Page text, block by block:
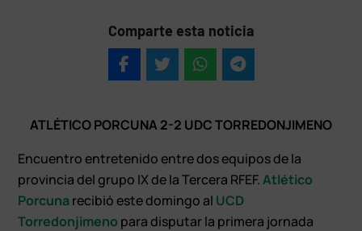
Comparte esta noticia
ATLÉTICO PORCUNA 2-2 UDC TORREDONJIMENO
Encuentro entretenido entre dos equipos de la
provincia del grupo IX de la Tercera RFEF.Atlético
Porcuna recibió este domingo al UCD
Torredonjimeno para disputar la primera jornada